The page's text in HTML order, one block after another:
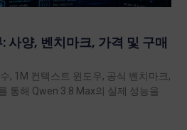
양, 벤치마크, 가격 및 구매
, 1M 컨텍스트 윈도우, 공식 벤치마크,
통해 Qwen 3.8 Max의 실제 성능을